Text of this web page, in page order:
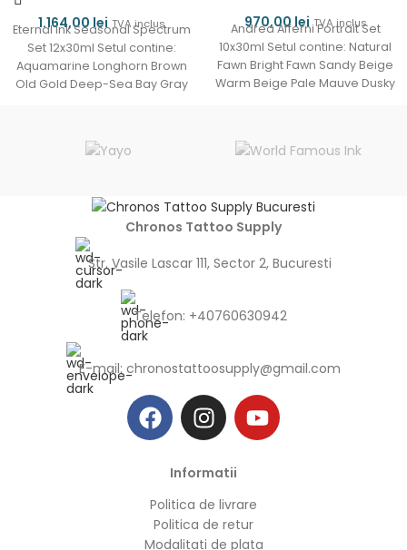
1.164,00lei TVA inclus
Eternal Ink Seasonal Spectrum
Set 12x30ml Setul contine:
Aquamarine Longhorn Brown
Old Gold Deep-Sea Bay Gray
970,00lei TVA inclus
Andrea Afferni Portrait Set
10x30ml Setul contine: Natural
Fawn Bright Fawn Sandy Beige
Warm Beige Pale Mauve Dusky
Chronos Tattoo Supply
Str. Vasile Lascar 111, Sector 2, Bucuresti
Telefon: +40760630942
E-mail:chronostattoosupply@gmail.com
Informatii
Politica de livrare
Politica de retur
Modalitati de plata